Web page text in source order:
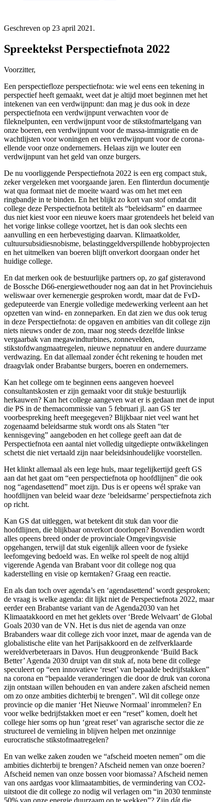
Geschreven op 23 april 2021.
Spreektekst Perspectiefnota 2022
Voorzitter,
Een perspectiefloze perspectiefnota: wie wel eens een tekening in
perspectief heeft gemaakt, weet dat je altijd moet beginnen met het
intekenen van een verdwijnpunt: dan mag je dus ook in deze
perspectiefnota een verdwijnpunt verwachten voor de
fileknelpunten, een verdwijnpunt voor de stikstofmartelgang van
onze boeren, een verdwijnpunt voor de massa-immigratie en de
wachtlijsten voor woningen en een verdwijnpunt voor de corona-
ellende voor onze ondernemers. Helaas zijn we louter een
verdwijnpunt van het geld van onze burgers.
De nu voorliggende Perspectiefnota 2022 is een erg compact stuk,
zeker vergeleken met voorgaande jaren. Een flinterdun documentje
wat qua formaat niet de moeite waard was om het met een
ringbandje in te binden. En het blijkt zo kort van stof omdat dit
college deze Perspectiefnota betitelt als “beleidsarm” en daarmee
dus niet kiest voor een nieuwe koers maar grotendeels het beleid van
het vorige linkse college voortzet, het is dan ook slechts een
aanvulling en een herbevestiging daarvan. Klimaatkolder,
cultuursubsidiesnobisme, belastinggeldverspillende hobbyprojecten
en het uitmelken van boeren blijft onverkort doorgaan onder het
huidige college.
En dat merken ook de bestuurlijke partners op, zo gaf gisteravond
de Bossche D66-energiewethouder nog aan dat in het Provinciehuis
weliswaar over kernenergie gesproken wordt, maar dat de FvD-
gedeputeerde van Energie volledige medewerking verleent aan het
opzetten van wind- en zonneparken. En dat zien we dus ook terug
in deze Perspectiefnota: de opgaven en ambities van dit college zijn
niets nieuws onder de zon, maar nog steeds dezelfde linkse
vergaarbak van megawindturbines, zonnevelden,
stikstofdwangmaatregelen, nieuwe nepnatuur en andere duurzame
verdwazing. En dat allemaal zonder écht rekening te houden met
draagvlak onder Brabantse burgers, boeren en ondernemers.
Kan het college om te beginnen eens aangeven hoeveel
consultantskosten er zijn gemaakt voor dit stukje bestuurlijk
herkauwen? Kan het college aangeven wat er is gedaan met de input
die PS in de themacommissie van 5 februari jl. aan GS ter
voorbespreking heeft meegegeven? Blijkbaar niet veel want het
zogenaamd beleidsarme stuk wordt ons als Staten “ter
kennisgeving” aangeboden en het college geeft aan dat de
Perspectiefnota een aantal niet volledig uitgediepte ontwikkelingen
schetst die niet vertaald zijn naar beleidsinhoudelijke voorstellen.
Het klinkt allemaal als een lege huls, maar tegelijkertijd geeft GS
aan dat het gaat om “een perspectiefnota op hoofdlijnen” die ook
nog “agendasettend” moet zijn. Dus is er opeens wél sprake van
hoofdlijnen van beleid waar deze ‘beleidsarme’ perspectiefnota zich
op richt.
Kan GS dat uitleggen, wat betekent dit stuk dan voor die
hoofdlijnen, die blijkbaar onverkort doorlopen? Bovendien wordt
alles opeens breed onder de provinciale Omgevingsvisie
opgehangen, terwijl dat stuk eigenlijk alleen voor de fysieke
leefomgeving bedoeld was. En welke rol speelt de nog altijd
vigerende Agenda van Brabant voor dit college nog qua
kaderstelling en visie op kerntaken? Graag een reactie.
En als dan toch over agenda’s en ‘agendasettend’ wordt gesproken;
de vraag is welke agenda: dit lijkt niet de Perspectiefnota 2022, maar
eerder een Brabantse variant van de Agenda2030 van het
Klimaatakkoord en met het geklets over ‘Brede Welvaart’ de Global
Goals 2030 van de VN. Het is dus niet de agenda van onze
Brabanders waar dit college zich voor inzet, maar de agenda van de
globalistische elite van het Parijsakkoord en de zelfverklaarde
wereldverbeteraars in Davos. Hun deugpronkende ‘Build Back
Better’ Agenda 2030 druipt van dit stuk af, nota bene dit college
speculeert op “een innovatieve ‘reset’ van bepaalde bedrijfstakken”
na corona en “bepaalde veranderingen die door de druk van corona
zijn ontstaan willen behouden en van andere zaken afscheid nemen
om zo onze ambities dichterbij te brengen”. Wil dit college onze
provincie op die manier ‘Het Nieuwe Normaal’ inrommelen? En
voor welke bedrijfstakken moet er een “reset” komen, doelt het
college hier soms op hun ‘great reset’ van agrarische sector die ze
structureel de vernieling in blijven helpen met onzinnige
eurocratische stikstofmaatregelen?
En van welke zaken zouden we “afscheid moeten nemen” om die
ambities dichterbij te brengen? Afscheid nemen van onze boeren?
Afscheid nemen van onze bossen voor biomassa? Afscheid nemen
van ons aardgas voor klimaatambities, de vermindering van CO2-
uitstoot die dit college zo nodig wil verlagen om “in 2030 tenminste